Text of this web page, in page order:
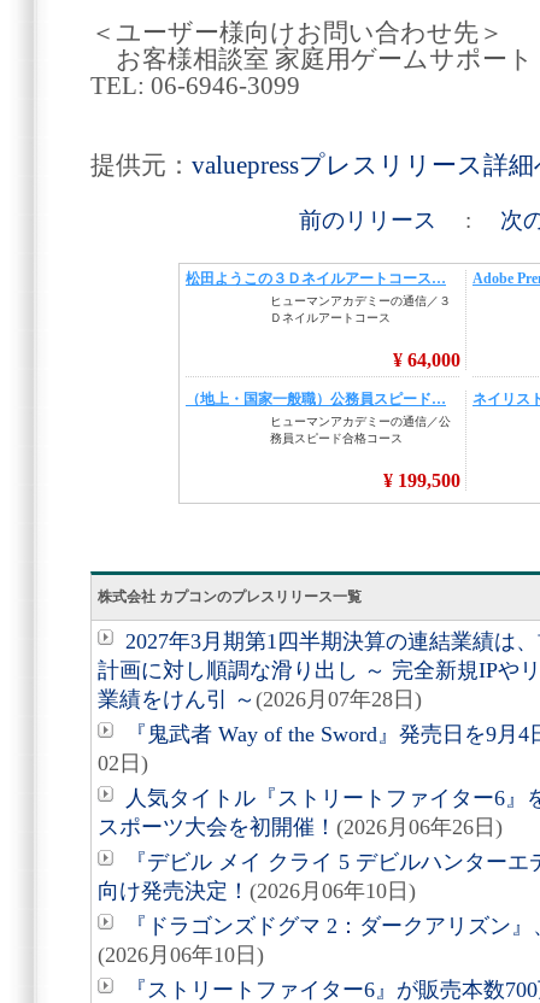
＜ユーザー様向けお問い合わせ先＞
お客様相談室 家庭用ゲームサポート
TEL: 06-6946-3099
提供元： valuepressプレスリリース詳
前のリリース : 次
株式会社 カプコンのプレスリリース一覧
2027年3月期第1四半期決算の連結業績は
計画に対し順調な滑り出し ～ 完全新規IPや
業績をけん引 ～ (2026月07年28日)
『鬼武者 Way of the Sword』発売日を9月
02日)
人気タイトル『ストリートファイター6』
スポーツ大会を初開催！ (2026月06年26日)
『デビル メイ クライ 5 デビルハンターエ
向け発売決定！ (2026月06年10日)
『ドラゴンズドグマ 2：ダークアリズン
(2026月06年10日)
『ストリートファイター6』が販売本数